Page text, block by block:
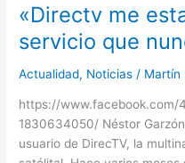
«Directv me
servicio que
Actualidad, Noticias / Martín
https://
1830634050/ Néstor
usuario de DirecTV, la